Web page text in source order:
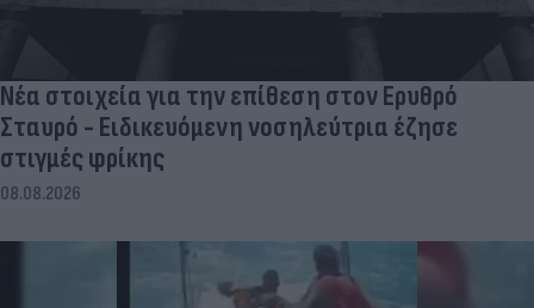
Νέα στοιχεία για την επίθεση στον Ερυθρό
Σταυρό - Ειδικευόμενη νοσηλεύτρια έζησε
στιγμές φρίκης
08.08.2026